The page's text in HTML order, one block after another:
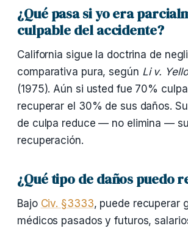
¿Qué pasa si yo era
culpable del accidente?
California sigue la doctrina de
comparativa pura, según Li v.
(1975). Aún si usted fue 70%
recuperar el 30% de sus daños.
de culpa reduce — no elimina — su
recuperación.
¿Qué tipo de daños puedo
Bajo Civ. §3333, puede recuperar
médicos pasados y futuros,